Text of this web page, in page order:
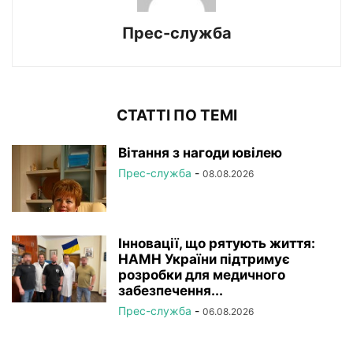
Прес-служба
СТАТТІ ПО ТЕМІ
Вітання з нагоди ювілею
Прес-служба - 08.08.2026
Інновації, що рятують життя:
НАМН України підтримує
розробки для медичного
забезпечення...
Прес-служба - 06.08.2026